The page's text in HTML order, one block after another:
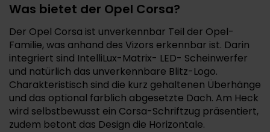
Was bietet der Opel Corsa?
Der Opel Corsa ist unverkennbar Teil der Opel-
Familie, was anhand des Vizors erkennbar ist. Darin
integriert sind IntelliLux-Matrix- LED- Scheinwerfer
und natürlich das unverkennbare Blitz-Logo.
Charakteristisch sind die kurz gehaltenen Überhänge
und das optional farblich abgesetzte Dach. Am Heck
wird selbstbewusst ein Corsa-Schriftzug präsentiert,
zudem betont das Design die Horizontale.